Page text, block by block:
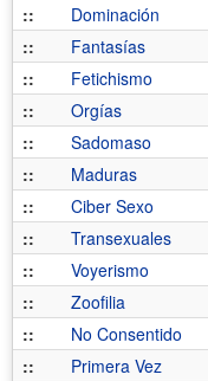
::
Dominación
::
Fantasías
::
Fetichismo
::
Orgías
::
Sadomaso
::
Maduras
::
Ciber Sexo
::
Transexuales
::
Voyerismo
::
Zoofilia
::
No Consentido
::
Primera Vez